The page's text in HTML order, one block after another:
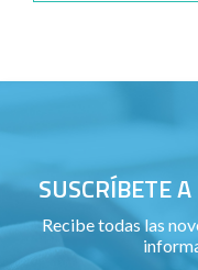
SUSCRÍBETE
Recibe todas las